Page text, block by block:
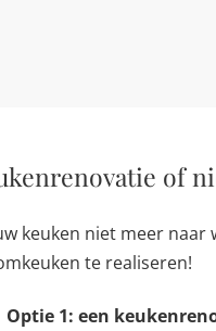
of
keuken niet meer
te realiseren!
Optie 1: een